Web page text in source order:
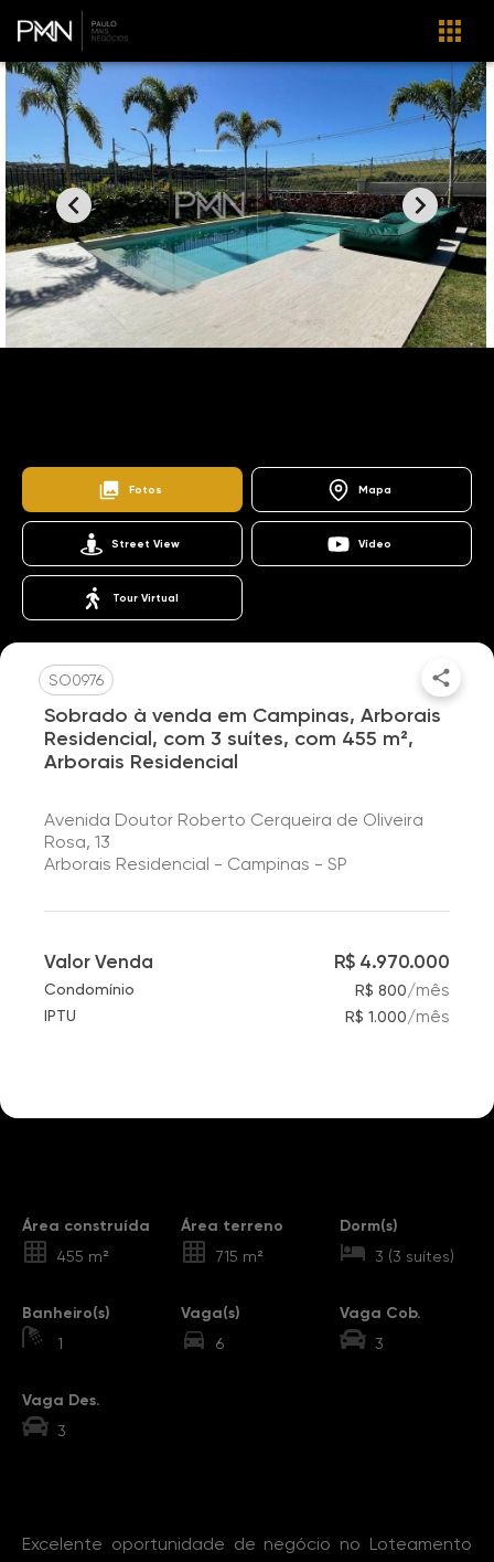
Fotos Mapa
Street View Vídeo
Tour Virtual
SO0976
Sobrado à venda em Campinas, Arborais
Residencial, com 3 suítes, com 455 m²,
Arborais Residencial
Avenida Doutor Roberto Cerqueira de Oliveira
Rosa, 13
Arborais Residencial - Campinas - SP
Valor Venda R$ 4.970.000
Condomínio R$ 800/mês
IPTU R$ 1.000/mês
Área construída
455 m²
Área terreno
715 m²
Dorm(s)
3 (3 suítes)
Banheiro(s)
1
Vaga(s)
6
Vaga Cob.
3
Vaga Des.
3
Excelente oportunidade de negócio no Loteamento